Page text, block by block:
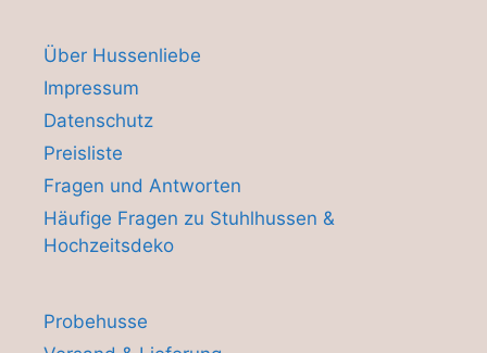
Über Hussenliebe
Impressum
Datenschutz
Preisliste
Fragen und Antworten
Häufige Fragen zu Stuhlhussen &
Hochzeitsdeko
Probehusse